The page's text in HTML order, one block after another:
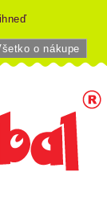
o nákupe